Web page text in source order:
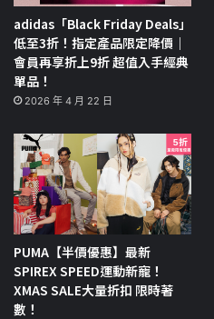
adidas「Black Friday Deals」
低至3折！指定產品限定降價｜
會員再享折上9折 超值入手經典
單品！
2026 年 4 月 22 日
PUMA【半價優惠】最新
SPIREX SPEED運動新寵！
XMAS SALE大量折扣 限時著
數！